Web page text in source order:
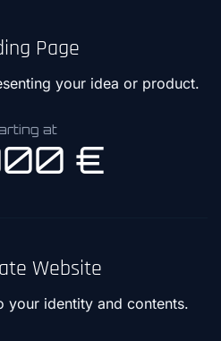
Page
your idea or product.
at
€
Website
your identity and contents.